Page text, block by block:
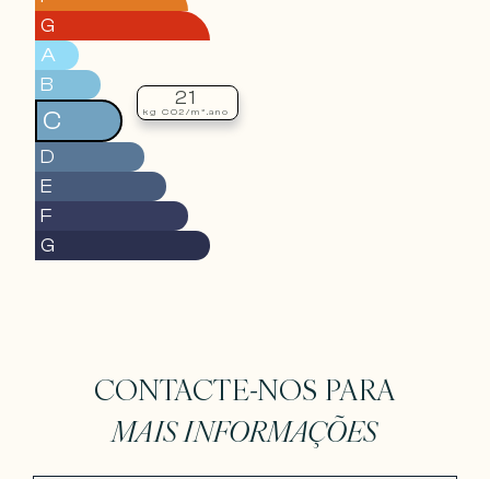
G
A
B
C
D
E
F
G
21
kg CO2/m².ano
CONTACTE-NOS PARA
MAIS INFORMAÇÕES